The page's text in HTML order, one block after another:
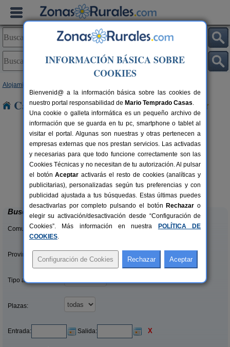
Alojamientos
Casas Rurales cerca de Roncal
200+10 pers.
desde20 €
Camping Bardenas
Villafranca (Navarra)
Buscar
Comunidades:
Provincias/Islas:
Tipo alquiler:
Plazas:
Entrada: Salida: X
INFORMACIÓN BÁSICA SOBRE
COOKIES
Bienvenid@ a la información básica sobre las cookies de
nuestro portal responsabilidad de Mario Temprado Casas.
Una cookie o galleta informática es un pequeño archivo de
información que se guarda en tu pc, smartphone o tablet al
visitar el portal. Algunas son nuestras y otras pertenecen a
empresas externas que nos prestan servicios. Las activadas
y necesarias para que todo funcione correctamente son las
Cookies Técnicas y no necesitan de tu autorización. Al pulsar
el botónAceptar activarás el resto de cookies (analíticas y
publicitarias), personalizadas según tus preferencias y con
publicidad ajustada a tus búsquedas. Estas últimas puedes
desactivarlas por completo pulsando el botón Rechazar o
elegir su activación/desactivación desde “Configuración de
Cookies”. Más información en nuestra
POLÍTICA DE
COOKIES.